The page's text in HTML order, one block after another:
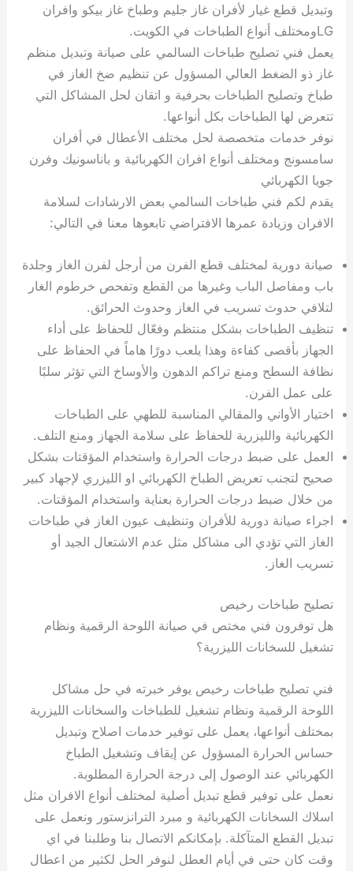
وتبديل قطع غيار لأفران غاز جليم وطباخ غاز بيكو وافران
LGومختلف أنواع الطباخات في الكويت.
يعمل فني تصليح طباخات السالمي على صيانة وتبديل منظم
غاز ذو الضغط العالي المسؤول عن تنظيم ضخ الغاز في
طباخ وتصليح الطباخات بحرفية و اتقان لحل المشاكل التي
تتعرض لها الطباخات بكل أنواعها.
نوفر خدمات متخصصة لحل مختلف الأعطال في أفران
سامسونج ومختلف أنواع افران الكهربائية و باناسونيك وفرن
جويا الكهربائي
يقدم لكم فني طباخات السالمي بعض الارشادات لسلامة
الافران وزيادة عمرها الافتراضي تابعوها معنا في التالي:
صيانة دورية لمختلف قطع الفرن من أرجل لفرن الغاز وجلدة
باب ومفاصل الباب وغيرها من القطع وتفحص خرطوم الغار
لتلافي حدوث تسريب في الغاز وحدوث الحرائق.
تنظيف الطباخات بشكل منتظم وفعّال للحفاظ على أداء
الجهاز بأقصى كفاءة وهذا يلعب دورًا هاماً في الحفاظ على
نظافة السطح ومنع تراكم الدهون والأوساخ التي تؤثر سلبًا
على عمل الفرن.
اختيار الأواني والمقالي المناسبة للطهي على الطباخات
الكهربائية والليزرية للحفاظ على سلامة الجهاز ومنع التلف.
العمل على ضبط درجات الحرارة واستخدام المؤقتات بشكل
صحيح لتجنب تعريض الطباخ الكهربائي او الليزري لإجهاد كبير
من خلال ضبط درجات الحرارة بعناية واستخدام المؤقتات.
اجراء صيانة دورية للأفران وتنظيف عيون الغاز في طباخات
الغاز التي تؤدي الى مشاكل مثل عدم الاشتعال الجيد أو
تسريب الغاز.
تصليح طباخات رخيص
هل توفرون فني مختص في صيانة اللوحة الرقمية ونظام
تشغيل للسخانات الليزرية؟
فني تصليح طباخات رخيص يوفر خبرته في حل مشاكل
اللوحة الرقمية ونظام تشغيل للطباخات والسخانات الليزرية
بمختلف أنواعها، يعمل على توفير خدمات اصلاح وتبديل
حساس الحرارة المسؤول عن إيقاف وتشغيل الطباخ
الكهربائي عند الوصول إلى درجة الحرارة المطلوبة.
نعمل على توفير قطع تبديل أصلية لمختلف أنواع الافران مثل
اسلاك السخانات الكهربائية و مبرد الترانزستور ونعمل على
تبديل القطع المتآكلة. بإمكانكم الاتصال بنا وطلبنا في اي
وقت كان حتى في أيام العطل لنوفر الحل لكثير من اعطال